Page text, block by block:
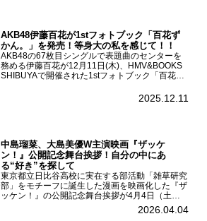
AKB48伊藤百花が1stフォトブック「百花ず
かん。」を発売！等身大の私を感じて！！
AKB48の67枚目シングルで表題曲のセンターを
務める伊藤百花が12月11日(木)、HMV&BOOKS
SHIBUYAで開催された1stフォトブック「百花ず
した。AKB48伊藤百花1stフォトブッ...2025.12.11
中島瑠菜、大島美優W主演映画『ザッケ
ン！』公開記念舞台挨拶！自分の中にあ
る“好き”を探して
東京都立日比谷高校に実在する部活動「雑草研究
部」をモチーフに誕生した漫画を映画化した『ザ
ッケン！』の公開記念舞台挨拶が4月4日（土）
ユナイテッドシネマお台場で開催され、出演者の
中島瑠菜、大島美優、八神遼介（ICEx）、阿佐
2026.04.04